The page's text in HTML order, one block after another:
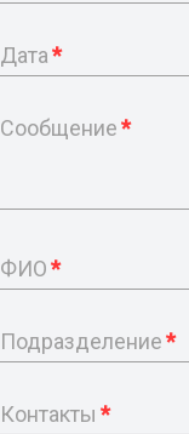
Дата*
Сообщение*
ФИО*
Подразделение*
Контакты *